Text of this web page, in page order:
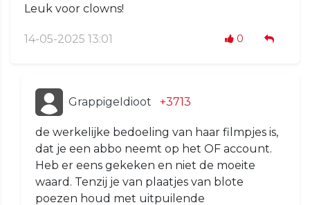
Leuk voor clowns!
14-05-2025 13:01 0
GrappigeIdioot +3713
de werkelijke bedoeling van haar filmpjes is,
dat je een abbo neemt op het OF account.
Heb er eens gekeken en niet de moeite
waard. Tenzij je van plaatjes van blote
poezen houd met uitpuilende